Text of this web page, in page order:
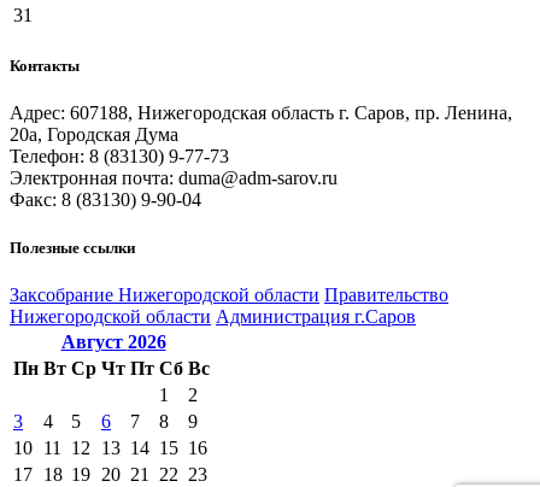
31
Контакты
Адрес: 607188, Нижегородская область г. Саров, пр. Ленина,
20а, Городская Дума
Телефон: 8 (83130) 9-77-73
Электронная почта: duma@adm-sarov.ru
Факс: 8 (83130) 9-90-04
Полезные ссылки
Закcобрание Нижегородской области Правительство
Нижегородской области Администрация г.Саров
Август 2026
Пн Вт Ср Чт Пт Сб Вс
1
2
3
4 5 6 7 8
9
10 11 12 13 14 15 16
17 18 19 20 21 22 23